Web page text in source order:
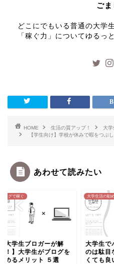
ご
どこにでもいる普通の大学
「稼ぐ力」についてゆるっ
HOME 生活の質アップ！
大
【学生向け】学校が休みで暇をつぶ
あわせて読みたい
で稼ぐ
学生ブロガーが解
】大学生がブログを
るメリット ５選
大学生活の勧め
大学生でバ
のは駄目な
くても良い